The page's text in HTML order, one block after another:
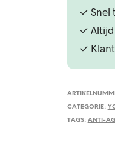
✓ Snel
✓ Altijd
✓
CATEGORIE:
TAGS: ANTI-